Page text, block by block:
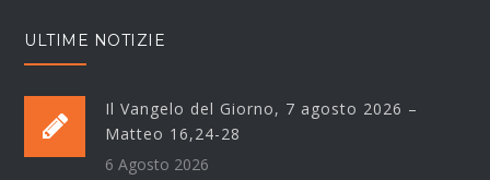
ULTIME NOTIZIE
Il Vangelo del Giorno, 7 agosto 2026 –
Matteo 16,24-28
6 Agosto 2026